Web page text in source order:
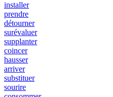
installer
prendre
détourner
surévaluer
supplanter
coincer
hausser
arriver
substituer
sourire